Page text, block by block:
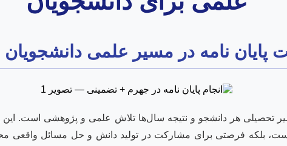
پایان نامه در مسیر علمی
تحصیلی هر دانشجو و نتیجه سال‌ها تلاش علمی و پژوهشی است. این
بلکه فرصتی برای مشارکت در تولید دانش و حل مسائل واقعی